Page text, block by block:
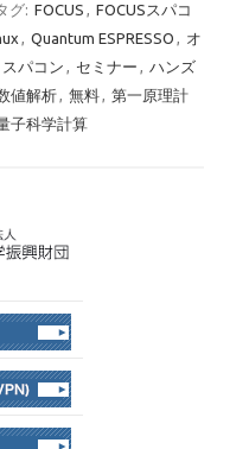
グ: FOCUS , FOCUSスパコ
, Quantum ESPRESSO , オ
スパコン , セミナー , ハンズ
値解析, 無料, 第一原理計
子科学計算